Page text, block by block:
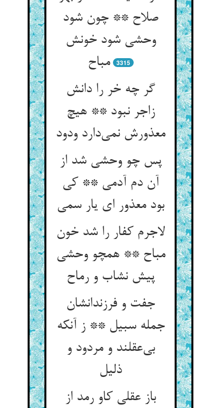
صلاح ** چون شود
وحشی شود خونش
مباح‌‌
3315
گر چه خر را دانش
زاجر نبود ** هیچ
معذورش نمی‌‌دارد ودود
پس چو وحشی شد از
آن دم آدمی ** کی
لاجرم کفار را شد خون
مباح ** همچو وحشی
پیش نشاب و رماح‌‌
جفت و فرزندانشان
جمله سبیل ** ز آنکه
بی‌‌عقلند و مردود و
باز عقلی کاو رمد از